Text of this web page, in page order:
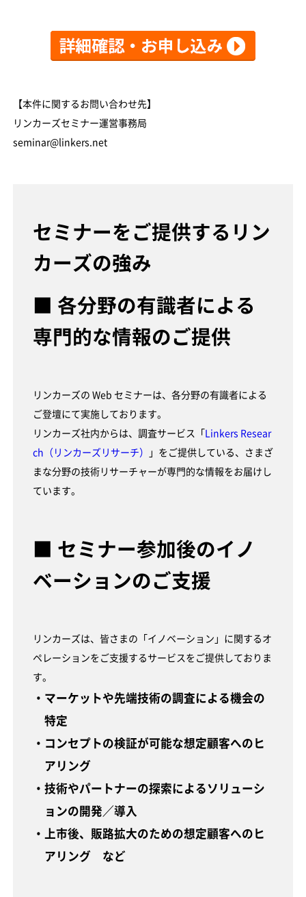
【本件に関するお問い合わせ先】
リンカーズセミナー運営事務局
seminar@linkers.net
セミナーをご提供するリン
カーズの強み
■ 各分野の有識者による
専門的な情報のご提供
リンカーズの Web セミナーは、各分野の有識者による
ご登壇にて実施しております。
リンカーズ社内からは、調査サービス「
Linkers Resear
ch（リンカーズリサーチ）
」をご提供している、さまざ
まな分野の技術リサーチャーが専門的な情報をお届けし
ています。
■ セミナー参加後のイノ
ベーションのご支援
リンカーズは、皆さまの「イノベーション」に関するオ
ペレーションをご支援するサービスをご提供しておりま
す。
・マーケットや先端技術の調査による機会の
特定
・コンセプトの検証が可能な想定顧客へのヒ
アリング
・技術やパートナーの探索によるソリューシ
ョンの開発／導入
・上市後、販路拡大のための想定顧客へのヒ
アリング など